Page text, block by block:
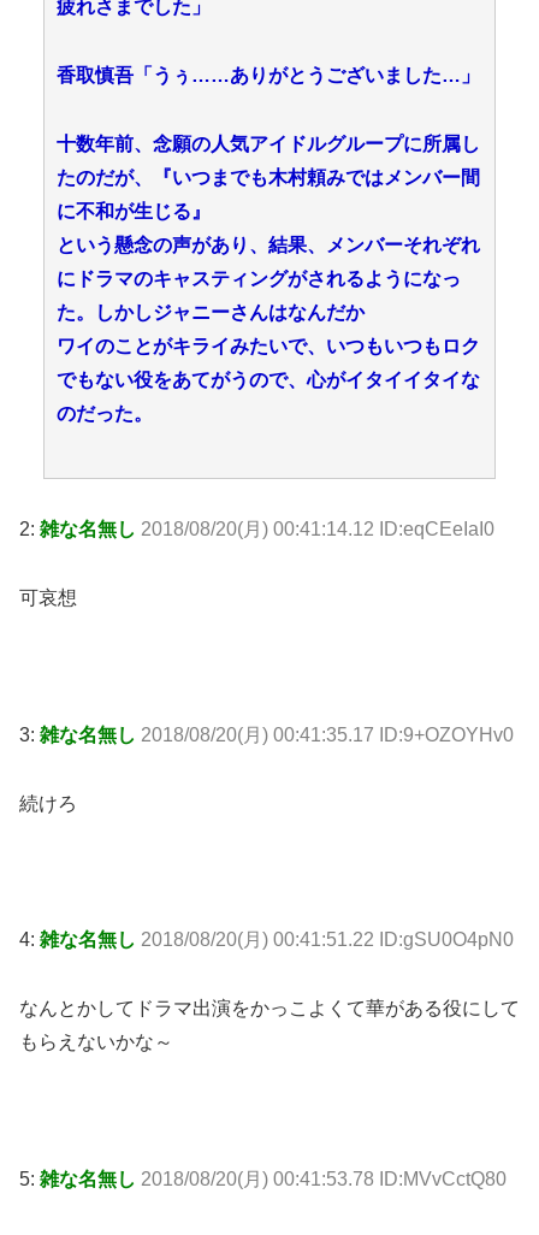
疲れさまでした」
香取慎吾「うぅ……ありがとうございました…」
十数年前、念願の人気アイドルグループに所属し
たのだが、『いつまでも木村頼みではメンバー間
に不和が生じる』
という懸念の声があり、結果、メンバーそれぞれ
にドラマのキャスティングがされるようになっ
た。しかしジャニーさんはなんだか
ワイのことがキライみたいで、いつもいつもロク
でもない役をあてがうので、心がイタイイタイな
のだった。
2: 雑な名無し 2018/08/20(月) 00:41:14.12 ID:eqCEeIaI0
可哀想
3: 雑な名無し 2018/08/20(月) 00:41:35.17 ID:9+OZOYHv0
続けろ
4: 雑な名無し 2018/08/20(月) 00:41:51.22 ID:gSU0O4pN0
なんとかしてドラマ出演をかっこよくて華がある役にして
もらえないかな～
5: 雑な名無し 2018/08/20(月) 00:41:53.78 ID:MVvCctQ80